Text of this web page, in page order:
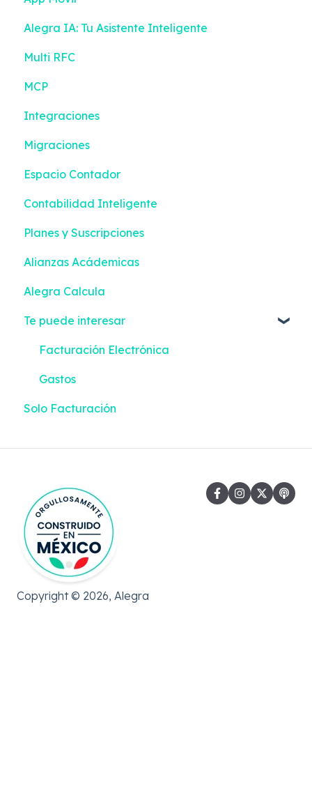
Inventario
Bancos
Contabilidad
Reportes Inteligentes
Configuración
Facturación Electrónica
Mis Tareas
Turnos
Gestión de efectivo
Devoluciones
Contactos
Inventario
Compras
Configuración
Facturación Electrónica
Alegra IA: Tu Asistente Inteligente
Multi RFC
MCP
Integraciones
Migraciones
Espacio Contador
Contabilidad Inteligente
Planes y Suscripciones
Alianzas Acádemicas
Alegra Calcula
Te puede interesar
Facturación Electrónica
Gastos
Solo Facturación
Copyright © 2026, Alegra